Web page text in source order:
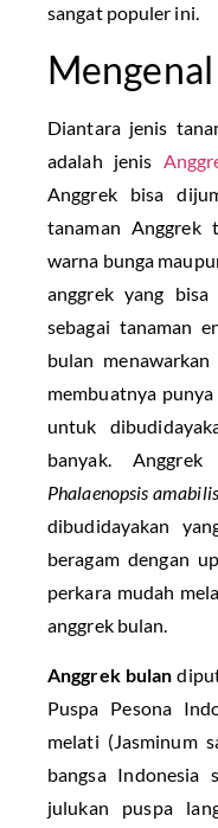
sangat populer ini.
Diantara jenis
adalah jenis
Anggrek bisa
tanaman Anggrek
warna bunga
anggrek yang
sebagai tanaman
bulan
membuatnya
untuk
banyak.
Phalaenopsis amabilis
dibudidayakan
beragam dengan
perkara mudah
anggrek bulan.
Anggrek bulan
Puspa Pesona
melati (Jasminum
bangsa Indonesia
julukan puspa